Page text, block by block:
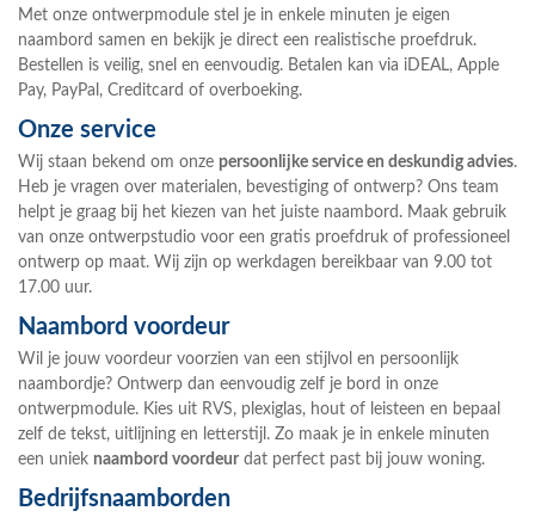
Met onze ontwerpmodule stel je in enkele minuten je eigen
naambord samen en bekijk je direct een realistische proefdruk.
Bestellen is veilig, snel en eenvoudig. Betalen kan via iDEAL, Apple
Pay, PayPal, Creditcard of overboeking.
Onze service
Wij staan bekend om onze persoonlijke service en deskundig advies.
Heb je vragen over materialen, bevestiging of ontwerp? Ons team
helpt je graag bij het kiezen van het juiste naambord. Maak gebruik
van onze ontwerpstudio voor een gratis proefdruk of professioneel
ontwerp op maat. Wij zijn op werkdagen bereikbaar van 9.00 tot
17.00 uur.
Naambord voordeur
Wil je jouw voordeur voorzien van een stijlvol en persoonlijk
naambordje? Ontwerp dan eenvoudig zelf je bord in onze
ontwerpmodule. Kies uit RVS, plexiglas, hout of leisteen en bepaal
zelf de tekst, uitlijning en letterstijl. Zo maak je in enkele minuten
een uniek naambord voordeur dat perfect past bij jouw woning.
Bedrijfsnaamborden